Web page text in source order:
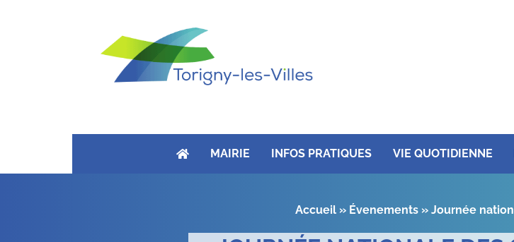
MAIRIE INFOS PRATIQUES VIE QUOTIDIENNE
Accueil » Évenements » Journée